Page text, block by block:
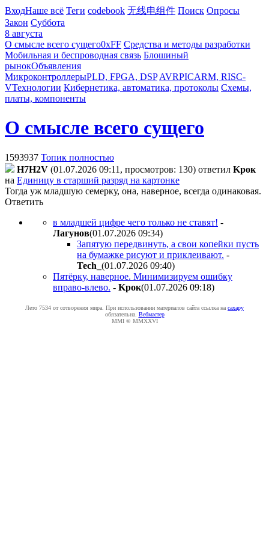
ВходНаше всё Теги codebook 无线电组件 Поиск Опросы
Закон Суббота
8 августа
О смысле всего сущего0xFF Средства и методы разработки
Мобильная и беспроводная связь Блошиный
рынокОбъявления
МикроконтроллерыPLD, FPGA, DSP AVRPICARM, RISC-
VТехнологии Кибернетика, автоматика, протоколы Схемы,
платы, компоненты
О смысле всего сущего
1593937 Топик полностью
H7H2V (01.07.2026 09:11, просмотров: 130) ответил Kpoк
на Единицу в старший разряд на картонке
Тогда уж младшую семерку, она, наверное, всегда одинаковая.
Ответить
в младшей цифре чего только не ставят! -
Лaгyнoв(01.07.2026 09:34)
Запятую передвинуть, а свои копейки пусть
на бумажке рисуют и приклеивают. -
Tech_ (01.07.2026 09:40)
Пятёрку, наверное. Минимизируем ошибку
вправо-влево. - Kpoк(01.07.2026 09:18)
Лето 7534 от сотворения мира. При использовании материалов сайта ссылка на caxapу
обязательна. Вебмастер
MMI © MMXXVI